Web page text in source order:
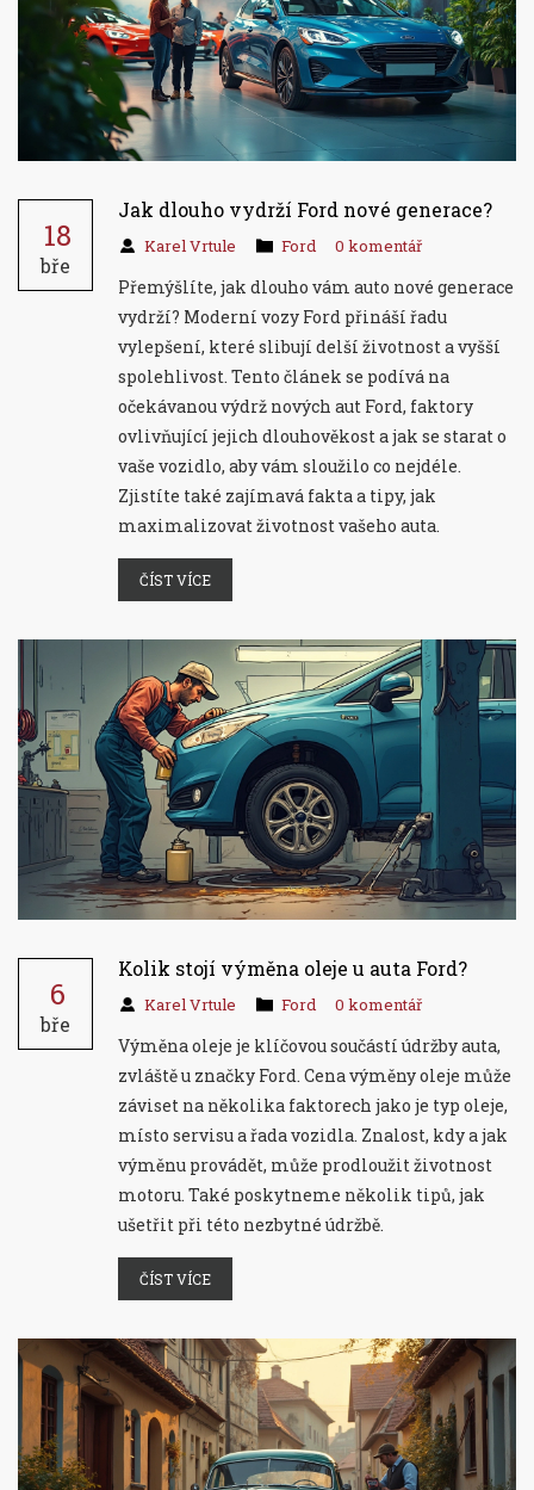
18
bře
Jak dlouho vydrží Ford nové generace?
Karel Vrtule Ford 0 komentář
Přemýšlíte, jak dlouho vám auto nové generace
vydrží? Moderní vozy Ford přináší řadu
vylepšení, které slibují delší životnost a vyšší
spolehlivost. Tento článek se podívá na
očekávanou výdrž nových aut Ford, faktory
ovlivňující jejich dlouhověkost a jak se starat o
vaše vozidlo, aby vám sloužilo co nejdéle.
Zjistíte také zajímavá fakta a tipy, jak
maximalizovat životnost vašeho auta.
ČÍST VÍCE
6
bře
Kolik stojí výměna oleje u auta Ford?
Karel Vrtule Ford 0 komentář
Výměna oleje je klíčovou součástí údržby auta,
zvláště u značky Ford. Cena výměny oleje může
záviset na několika faktorech jako je typ oleje,
místo servisu a řada vozidla. Znalost, kdy a jak
výměnu provádět, může prodloužit životnost
motoru. Také poskytneme několik tipů, jak
ušetřit při této nezbytné údržbě.
ČÍST VÍCE